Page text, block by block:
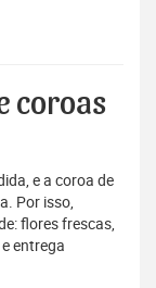
coroas
e a coroa de
Por isso,
flores frescas,
entrega